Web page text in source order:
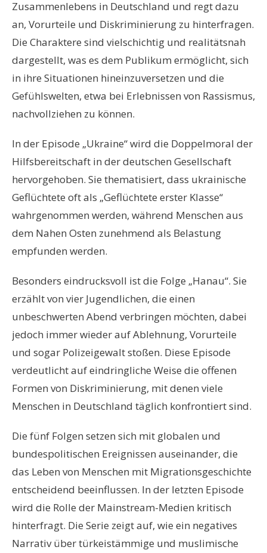
Zusammenlebens in Deutschland und regt dazu
an, Vorurteile und Diskriminierung zu hinterfragen.
Die Charaktere sind vielschichtig und realitätsnah
dargestellt, was es dem Publikum ermöglicht, sich
in ihre Situationen hineinzuversetzen und die
Gefühlswelten, etwa bei Erlebnissen von Rassismus,
nachvollziehen zu können.
In der Episode „Ukraine“ wird die Doppelmoral der
Hilfsbereitschaft in der deutschen Gesellschaft
hervorgehoben. Sie thematisiert, dass ukrainische
Geflüchtete oft als „Geflüchtete erster Klasse“
wahrgenommen werden, während Menschen aus
dem Nahen Osten zunehmend als Belastung
empfunden werden.
Besonders eindrucksvoll ist die Folge „Hanau“. Sie
erzählt von vier Jugendlichen, die einen
unbeschwerten Abend verbringen möchten, dabei
jedoch immer wieder auf Ablehnung, Vorurteile
und sogar Polizeigewalt stoßen. Diese Episode
verdeutlicht auf eindringliche Weise die offenen
Formen von Diskriminierung, mit denen viele
Menschen in Deutschland täglich konfrontiert sind.
Die fünf Folgen setzen sich mit globalen und
bundespolitischen Ereignissen auseinander, die
das Leben von Menschen mit Migrationsgeschichte
entscheidend beeinflussen. In der letzten Episode
wird die Rolle der Mainstream-Medien kritisch
hinterfragt. Die Serie zeigt auf, wie ein negatives
Narrativ über türkeistämmige und muslimische